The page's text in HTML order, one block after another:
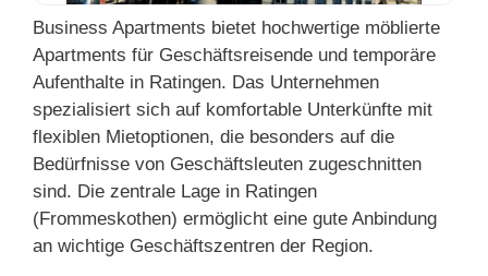
Business Apartments bietet hochwertige möblierte
Apartments für Geschäftsreisende und temporäre
Aufenthalte in Ratingen. Das Unternehmen
spezialisiert sich auf komfortable Unterkünfte mit
flexiblen Mietoptionen, die besonders auf die
Bedürfnisse von Geschäftsleuten zugeschnitten
sind. Die zentrale Lage in Ratingen
(Frommeskothen) ermöglicht eine gute Anbindung
an wichtige Geschäftszentren der Region.